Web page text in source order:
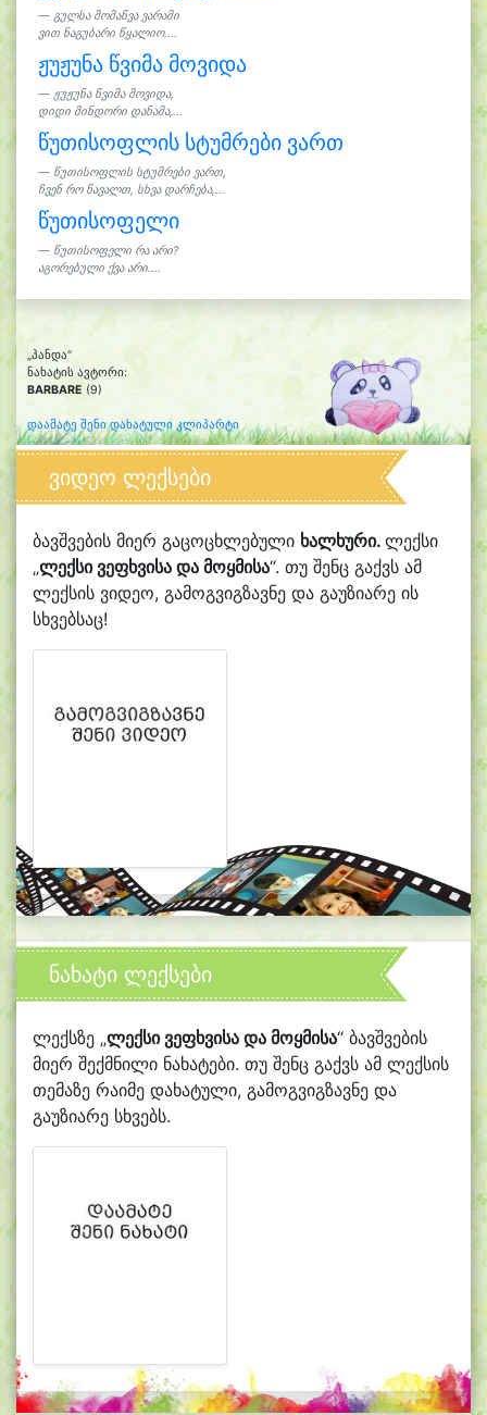
გულსა მომაწვა ვარამი
ვით ნაგუბარი წყალიო....
ჟუჟუნა წვიმა მოვიდა
ჟუჟუნა წვიმა მოვიდა,
დიდი მინდორი დანამა,...
წუთისოფლის სტუმრები ვართ
წუთისოფლის სტუმრები ვართ,
ჩვენ რო წავალთ, სხვა დარჩება,...
წუთისოფელი
წუთისოფელი რა არი?
აგორებული ქვა არი....
„პანდა“
ნახატის ავტორი:
BARBARE (9)
დაამატე შენი დახატული კლიპარტი
ვიდეო ლექსები
ბავშვების მიერ გაცოცხლებული ხალხური. ლექსი
„ლექსი ვეფხვისა და მოყმისა“. თუ შენც გაქვს ამ
ლექსის ვიდეო, გამოგვიგზავნე და გაუზიარე ის
სხვებსაც!
ნახატი ლექსები
ლექსზე „ლექსი ვეფხვისა და მოყმისა“ ბავშვების
მიერ შექმნილი ნახატები. თუ შენც გაქვს ამ ლექსის
თემაზე რაიმე დახატული, გამოგვიგზავნე და
გაუზიარე სხვებს.